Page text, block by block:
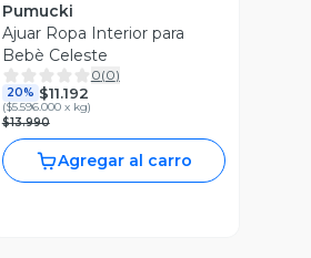
Pumucki
Ajuar Ropa Interior para
Bebè Celeste
0(0)
20% $11.192
($5.596.000 x kg)
$13.990
Agregar al carro